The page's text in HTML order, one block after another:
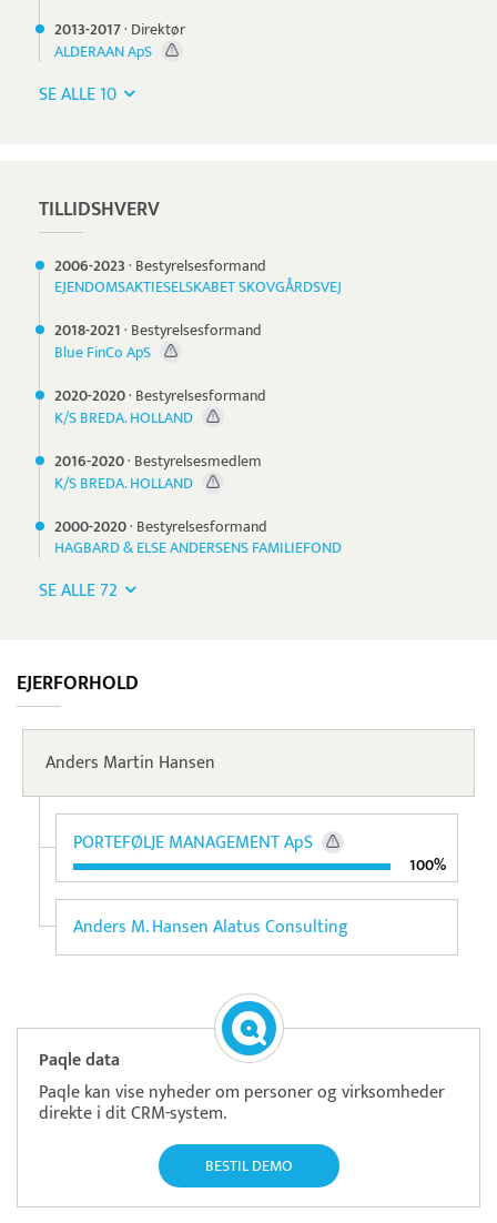
2013-2017· Direktør
ALDERAAN ApS
SE ALLE 10
TILLIDSHVERV
2006-2023· Bestyrelsesformand
EJENDOMSAKTIESELSKABET SKOVGÅRDSVEJ
2018-2021· Bestyrelsesformand
Blue FinCo ApS
2020-2020· Bestyrelsesformand
K/S BREDA. HOLLAND
2016-2020· Bestyrelsesmedlem
K/S BREDA. HOLLAND
2000-2020· Bestyrelsesformand
HAGBARD & ELSE ANDERSENS FAMILIEFOND
SE ALLE 72
EJERFORHOLD
Anders Martin Hansen
PORTEFØLJE MANAGEMENT ApS
100%
Anders M. Hansen Alatus Consulting
Paqle data
Paqle kan vise nyheder om personer og virksomheder
direkte i dit CRM-system.
BESTIL DEMO